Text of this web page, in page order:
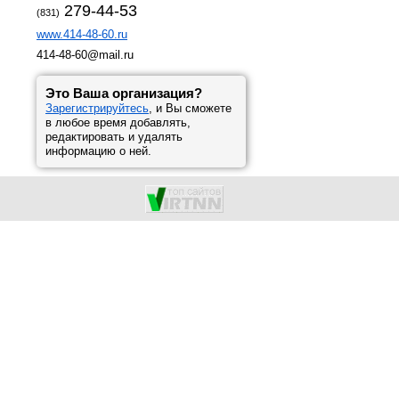
(831) 279-44-53
www.414-48-60.ru
414-48-60@mail.ru
Это Ваша организация?
Зарегистрируйтесь, и Вы сможете
в любое время добавлять,
редактировать и удалять
информацию о ней.